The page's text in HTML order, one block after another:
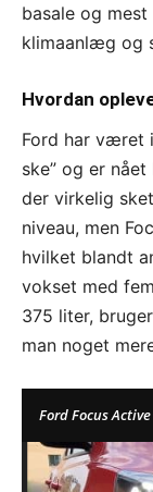
basale og
klimaanlæg og
Hvordan
Ford har været
ske” og er
der virkelig
niveau, men
hvilket blandt
vokset med
375 liter,
man noget
Ford Focus Active